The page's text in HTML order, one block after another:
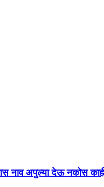
नाव अपुल्या देऊ नकोस